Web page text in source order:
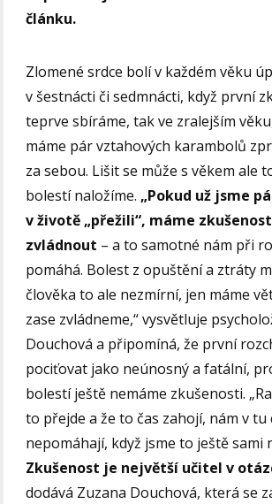
článku.
Zlomené srdce bolí v každém věku
v šestnácti či sedmnácti, když první
teprve sbíráme, tak ve zralejším
máme pár vztahových karambolů
za sebou. Lišit se může s věkem ale
bolestí naložíme. „Pokud už jsme
v životě „přežili“, máme
zvládnout – a to samotné nám při
pomáhá. Bolest z opuštění a ztráty
člověka to ale nezmírní, jen máme
zase zvládneme,“ vysvětluje
Douchová a připomíná, že první
pociťovat jako neúnosný a fatální,
bolestí ještě nemáme zkušenosti.
to přejde a že to čas zahojí, nám v tu
nepomáhají, když jsme to ještě sami
Zkušenost je největší učitel v
dodává Zuzana Douchová, která se